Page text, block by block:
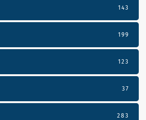
143
199
123
37
283